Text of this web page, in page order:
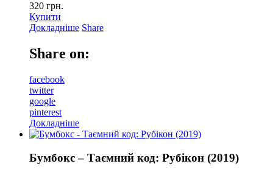
320 грн.
Купити
Докладніше Share
Share on:
facebook
twitter
google
pinterest
Докладніше
Бумбокс – Таємний код: Рубікон (2019)